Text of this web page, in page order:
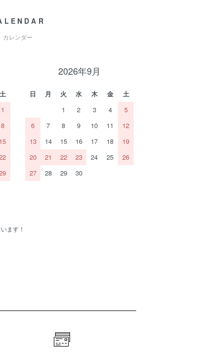
カレンダー
1
8
2026年9月
日 月 火 水 木 金
土
1
2 3 4
5
6
7 8 9 10 11
12
13
14 15 16 17 18
19
20
21 22 23 24 25
26
27
28 29 30
ます！